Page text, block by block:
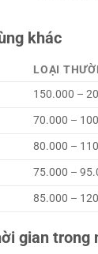
khác
LOẠI
150.000 –
70.000 –
80.000 –
75.000 –
85.000 –
gian trong